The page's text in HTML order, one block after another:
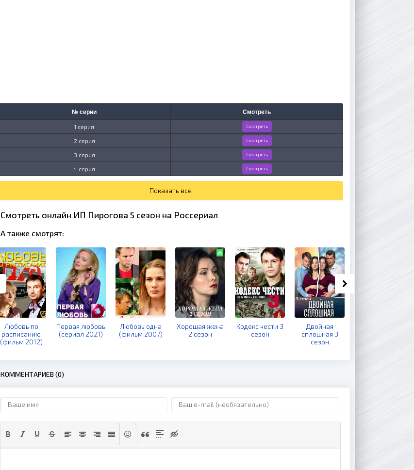
№ серии Смотреть
1 серия Смотреть
2 серия Смотреть
3 серия Смотреть
4 серия Смотреть
Показать все
Смотреть онлайн ИП Пирогова 5 сезон на Россериал
А также смотрят:
Любовь по
расписанию
(фильм 2012)
Первая любовь
(сериал 2021)
Любовь одна
(фильм 2007)
Хорошая жена
2 сезон
Кодекс чести 3
сезон
Двойная
сплошная 3
сезон
КОММЕНТАРИЕВ (0)